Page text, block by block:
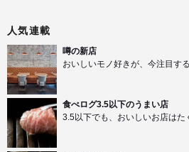
人気連載
噂の新店
おいしいモノ好きが、今注目す
食べログ3.5以下のうまい店
3.5以下でも、おいしいお店はた